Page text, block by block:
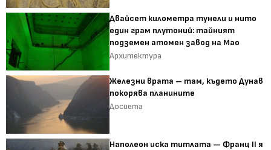
Двайсет километра тунели и нито
един грам плутоний: тайният
подземен атомен завод на Мао
Архитектура
Железни врата – там, където Дунав
покорява планините
Досиета
Наполеон иска титлата — Франц II я